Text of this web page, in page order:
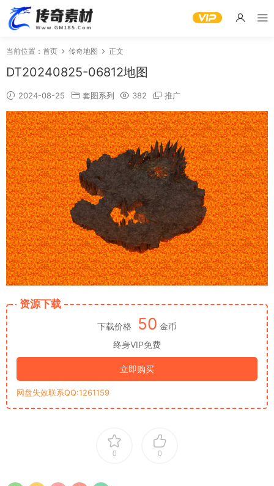
当前位置： 首页 传奇地图 正文
DT20240825-06812地图
2024-08-25 套图系列 382 推广
资源下载
下载价格 50 金币
终身VIP免费
立即购买
网盘失效联系QQ:1261159
0 0